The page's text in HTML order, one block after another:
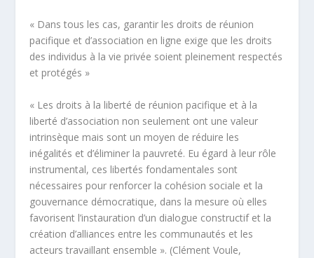
« Dans tous les cas, garantir les droits de réunion
pacifique et d’association en ligne exige que les droits
des individus à la vie privée soient pleinement respectés
et protégés »
« Les droits à la liberté de réunion pacifique et à la
liberté d’association non seulement ont une valeur
intrinsèque mais sont un moyen de réduire les
inégalités et d’éliminer la pauvreté. Eu égard à leur rôle
instrumental, ces libertés fondamentales sont
nécessaires pour renforcer la cohésion sociale et la
gouvernance démocratique, dans la mesure où elles
favorisent l’instauration d’un dialogue constructif et la
création d’alliances entre les communautés et les
acteurs travaillant ensemble ». (Clément Voule,